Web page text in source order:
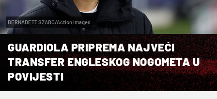
BERNADETT SZABO/Action Images
GUARDIOLA PRIPREMA NAJVEĆI
TRANSFER ENGLESKOG NOGOMETA U
POVIJESTI